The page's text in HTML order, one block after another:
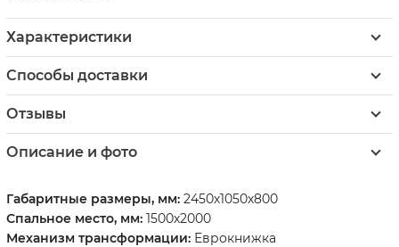
Характеристики
Способы доставки
Отзывы
Описание и фото
Габаритные размеры, мм: 2450х1050х800
Спальное место, мм: 1500х2000
Механизм трансформации: Еврокнижка